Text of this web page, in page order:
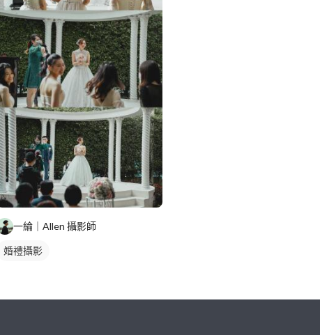
一綸｜Allen 攝影師
婚禮攝影